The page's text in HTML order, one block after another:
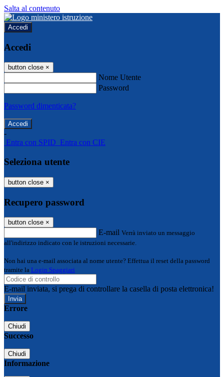
Salta al contenuto
Accedi
Accedi
button close ×
Nome Utente
Password
Password dimenticata?
-
Entra con SPID Entra con CIE
Seleziona utente
button close ×
Recupero password
button close ×
E-mail Verrà inviato un messaggio
all'indirizzo indicato con le istruzioni necessarie.
Non hai una e-mail associata al nome utente? Effettua il reset della password
tramite la Login Spaggiari
E-mail inviata, si prega di controllare la casella di posta elettronica!
Errore
Chiudi
Successo
Chiudi
Informazione